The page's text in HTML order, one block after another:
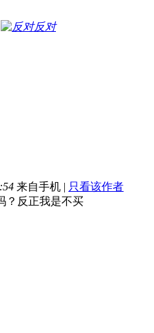
反对
来自手机 | 只看该作者
？反正我是不买